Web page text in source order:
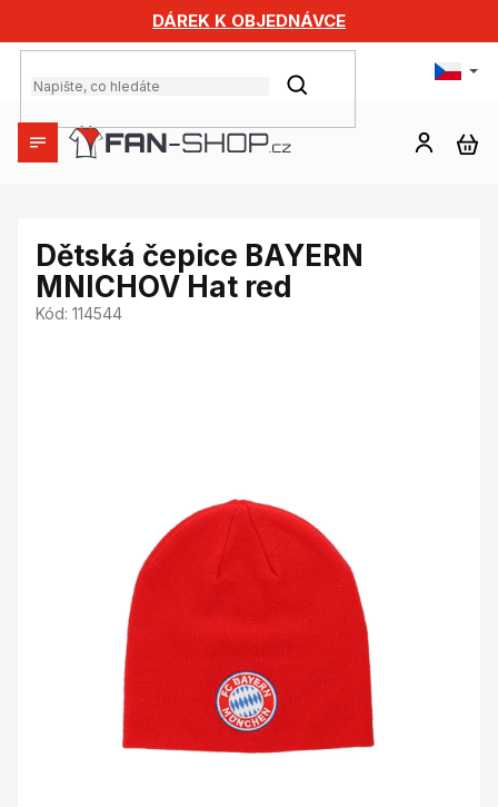
obsah
DÁREK K OBJEDNÁVCE
HLEDAT
Dětská čepice BAYERN
MNICHOV Hat red
Kód: 114544